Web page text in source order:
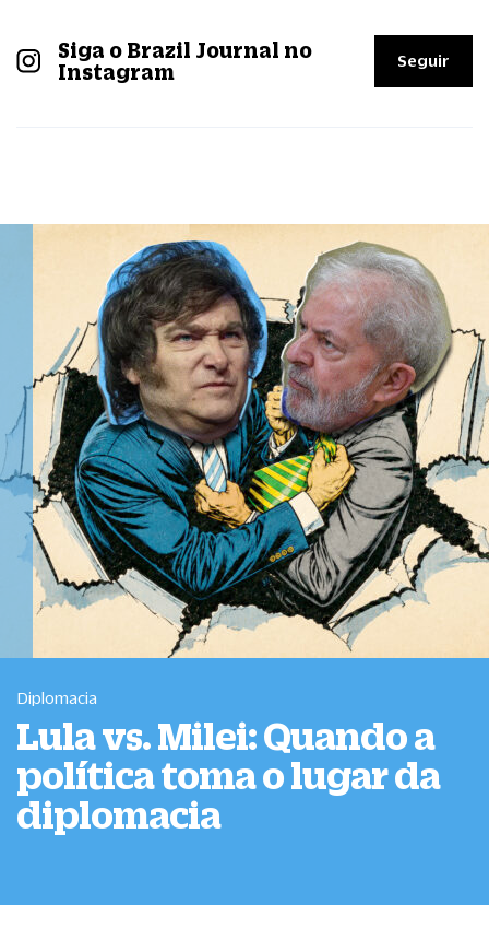
Siga o Brazil Journal no
Instagram
Seguir
Diplomacia
Lula vs. Milei: Quando a
política toma o lugar da
diplomacia